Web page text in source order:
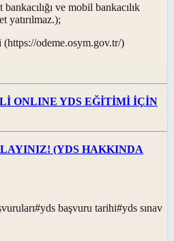
ve mobil bankacılık
yatırılmaz.);
odeme.osym.gov.tr/)
ONLINE YDS EĞİTİMİ İÇİN
(YDS HAKKINDA
#yds başvuru tarihi#yds sınav